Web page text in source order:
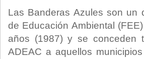
Las Banderas Azules son un
de Educación Ambiental
años (1987) y se conceden
ADEAC a aquellos